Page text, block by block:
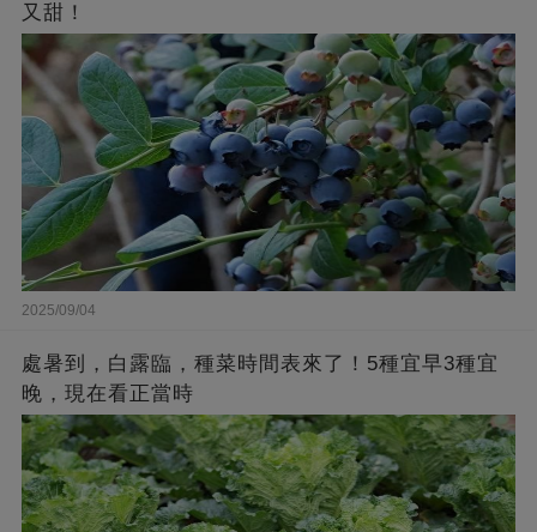
又甜！
2025/09/04
處暑到，白露臨，種菜時間表來了！5種宜早3種宜
晚，現在看正當時